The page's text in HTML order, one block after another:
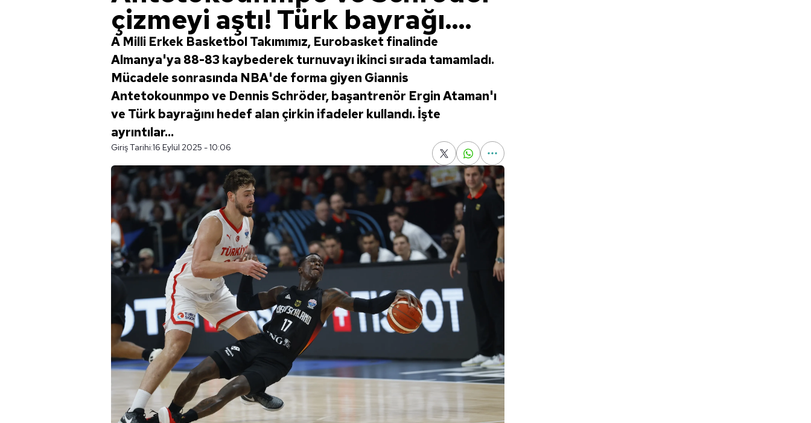
çizmeyi aştı! Türk bayrağı....
A Milli Erkek Basketbol Takımımız, Eurobasket finalinde
Almanya'ya 88-83 kaybederek turnuvayı ikinci sırada tamamladı.
Mücadele sonrasında NBA'de forma giyen Giannis
Antetokounmpo ve Dennis Schröder, başantrenör Ergin Ataman'ı
ve Türk bayrağını hedef alan çirkin ifadeler kullandı. İşte
ayrıntılar...
Giriş Tarihi:16 Eylül 2025 - 10:06